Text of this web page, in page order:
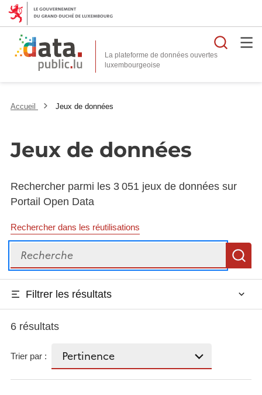
La plateforme de données ouvertes
Accueil Jeux de données
Jeux de données
Rechercher parmi les 3 051 jeux de données sur
Portail Open Data
Rechercher dans les réutilisations
Recherche
Filtrer les résultats
6 résultats
Trier par :